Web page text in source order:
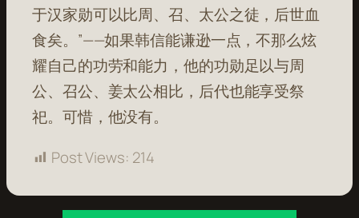
于汉家勋可以比周、召、太公之徒，后世血
食矣。”——如果韩信能谦逊一点，不那么炫
耀自己的功劳和能力，他的功勋足以与周
公、召公、姜太公相比，后代也能享受祭
祀。可惜，他没有。
Post Views: 214